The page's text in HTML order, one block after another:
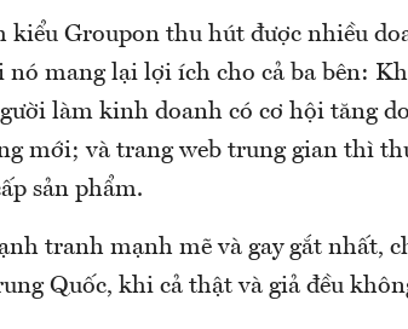
Groupon thu hút được nhiều
nó mang lại lợi ích cho cả ba bên:
làm kinh doanh có cơ hội tăng
mới; và trang web trung gian thì
sản phẩm.
tranh mạnh mẽ và gay gắt nhất,
Quốc, khi cả thật và giả đều